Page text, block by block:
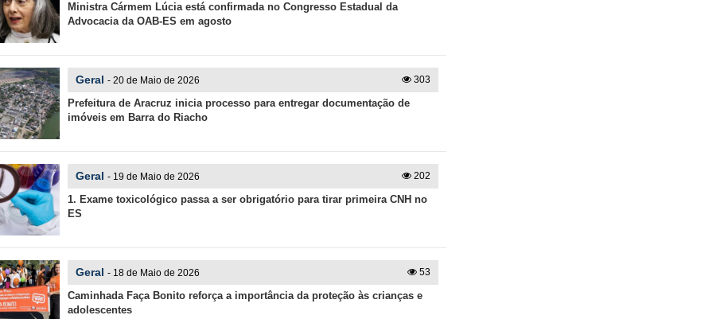
Ministra Cármem Lúcia está confirmada no Congresso Estadual da
Advocacia da OAB-ES em agosto
303
Geral - 20 de Maio de 2026
Prefeitura de Aracruz inicia processo para entregar documentação de
imóveis em Barra do Riacho
202
Geral - 19 de Maio de 2026
1. Exame toxicológico passa a ser obrigatório para tirar primeira CNH no
ES
53
Geral - 18 de Maio de 2026
Caminhada Faça Bonito reforça a importância da proteção às crianças e
adolescentes